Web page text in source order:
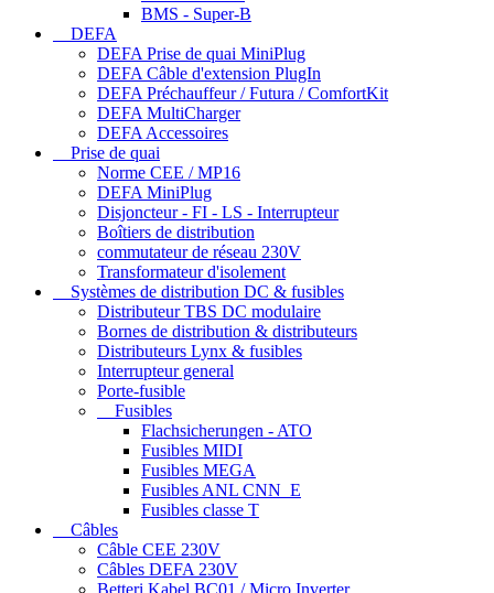
BMS - Super-B
DEFA
DEFA Prise de quai MiniPlug
DEFA Câble d'extension PlugIn
DEFA Préchauffeur / Futura / ComfortKit
DEFA MultiCharger
DEFA Accessoires
Prise de quai
Norme CEE / MP16
DEFA MiniPlug
Disjoncteur - FI - LS - Interrupteur
Boîtiers de distribution
commutateur de réseau 230V
Transformateur d'isolement
Systèmes de distribution DC & fusibles
Distributeur TBS DC modulaire
Bornes de distribution & distributeurs
Distributeurs Lynx & fusibles
Interrupteur general
Porte-fusible
Fusibles
Flachsicherungen - ATO
Fusibles MIDI
Fusibles MEGA
Fusibles ANL CNN_E
Fusibles classe T
Câbles
Câble CEE 230V
Câbles DEFA 230V
Betteri Kabel BC01 / Micro Inverter